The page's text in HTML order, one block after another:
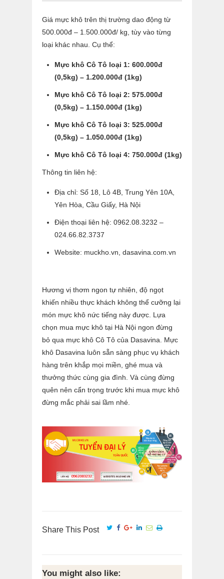
Giá mực khô trên thị trường dao động từ
500.000đ – 1.500.000đ/ kg, tùy vào từng
loại khác nhau. Cụ thể:
Mực khô Cô Tô loại 1: 600.000đ
(0,5kg) – 1.200.000đ (1kg)
Mực khô Cô Tô loại 2: 575.000đ
(0,5kg) – 1.150.000đ (1kg)
Mực khô Cô Tô loại 3: 525.000đ
(0,5kg) – 1.050.000đ (1kg)
Mực khô Cô Tô loại 4: 750.000đ (1kg)
Thông tin liên hệ:
Địa chỉ: Số 18, Lô 4B, Trung Yên 10A,
Yên Hòa, Cầu Giấy, Hà Nội
Điện thoại liên hệ: 0962.08.3232 –
024.66.82.3737
Website: muckho.vn, dasavina.com.vn
Hương vị thơm ngon tự nhiên, độ ngọt
khiến nhiều thực khách không thể cưỡng lại
món mực khô nức tiếng này được. Lựa
chọn mua mực khô tại Hà Nội ngon đừng
bỏ qua mực khô Cô Tô của Dasavina. Mực
khô Dasavina luôn sẵn sàng phục vụ khách
hàng trên khắp mọi miền, ghé mua và
thưởng thức cùng gia đình. Và cùng đừng
quên nên cẩn trọng trước khi mua mực khô
đừng mắc phải sai lầm nhé.
Share This Post
You might also like: